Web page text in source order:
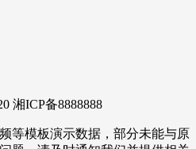
湘ICP备8888888
等模板演示数据，部分未能与原